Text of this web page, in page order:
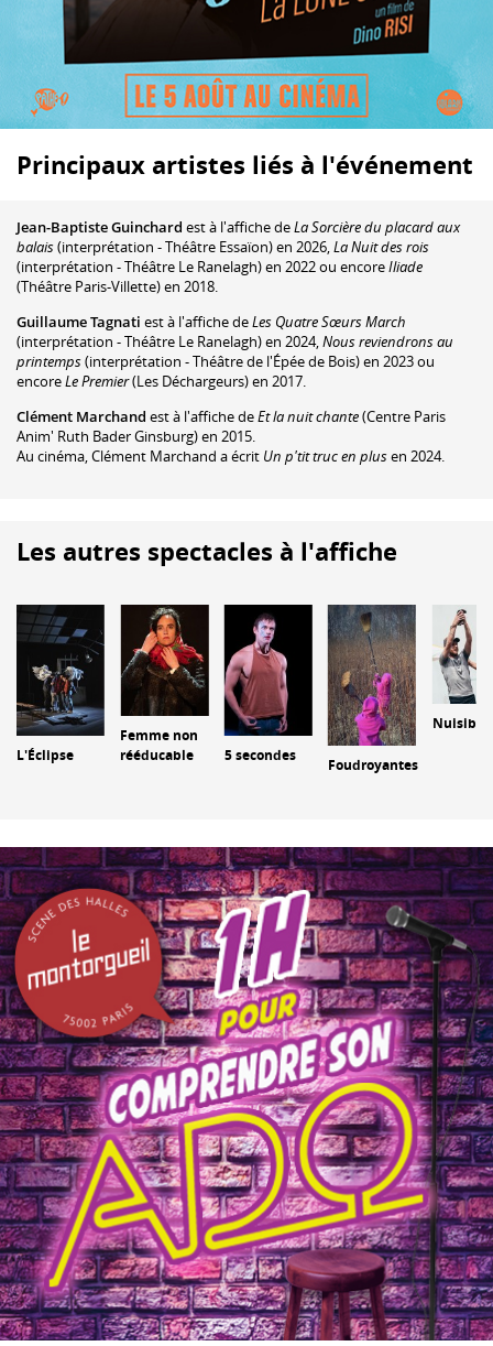
Principaux artistes liés à l'événement
Jean-Baptiste Guinchard est à l'affiche deLa Sorcière du placard aux
balais(interprétation - Théâtre Essaïon) en 2026, La Nuit des rois
(interprétation - Théâtre Le Ranelagh) en 2022 ou encoreIliade
(Théâtre Paris-Villette) en 2018.
Guillaume Tagnati est à l'affiche deLes Quatre Sœurs March
(interprétation - Théâtre Le Ranelagh) en 2024,Nous reviendrons au
printemps(interprétation - Théâtre de l'Épée de Bois) en 2023 ou
encoreLe Premier(Les Déchargeurs) en 2017.
Clément Marchand est à l'affiche deEt la nuit chante(Centre Paris
Anim' Ruth Bader Ginsburg) en 2015.
Au cinéma, Clément Marchand a écrit Un p'tit truc en plusen 2024.
Les autres spectacles à l'affiche
L'Éclipse
Femme non
rééducable
5 secondes
Foudroyantes